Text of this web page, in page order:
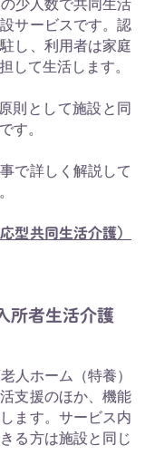
少人数で共同生活
サービスです。認
し、利用者は家庭
して生活します。
則として施設と同
す。
で詳しく解説して
型共同生活介護）
所者生活介護
人ホーム（特養）
支援のほか、機能
ます。サービス内
る方は施設と同じ